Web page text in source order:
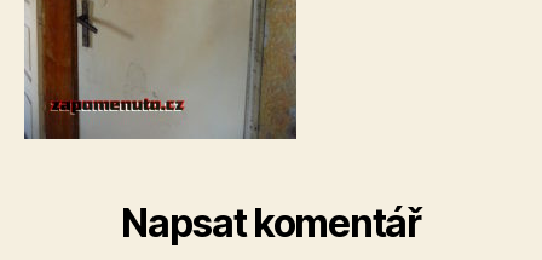
Napsat komentář